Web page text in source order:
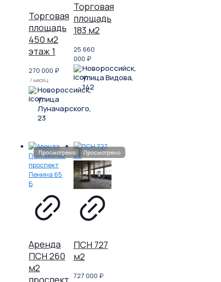
Торговая
площадь
450 м2
этаж 1
270 000 ₽
/ месяц
Новороссийск,
улица
Луначарского,
23
Торговая
площадь
183 м2
25 660
000 ₽
Новороссийск,
улица Видова,
142
Аренда
ПСН 260
м2
проспект
ПСН 727
м2
727 000 ₽